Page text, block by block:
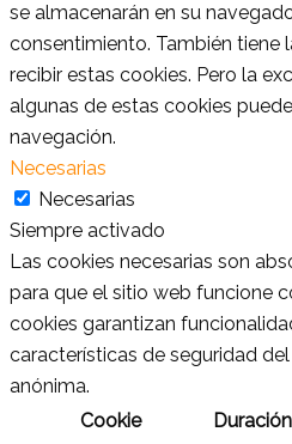
se almacenarán en su
consentimiento. También tiene
recibir estas cookies. Pero la
algunas de estas cookies
navegación.
Necesarias
Necesarias
Siempre activado
Las cookies necesarias son
para que el sitio web funcione
cookies garantizan
características de seguridad
anónima.
Cookie
Duración